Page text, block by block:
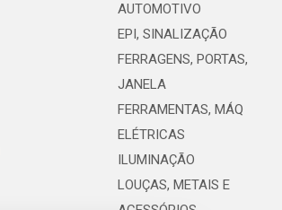
AUTOMOTIVO
EPI, SINALIZAÇÃO
FERRAGENS, PORTAS,
JANELA
FERRAMENTAS, MÁQ
ELÉTRICAS
ILUMINAÇÃO
LOUÇAS, METAIS E